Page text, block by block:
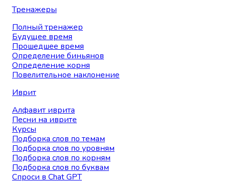
Тренажеры
Полный тренажер
Будущее время
Прошедшее время
Определение биньянов
Определение корня
Повелительное наклонение
Иврит
Алфавит иврита
Песни на иврите
Курсы
Подборка слов по темам
Подборка слов по уровням
Подборка слов по корням
Подборка слов по буквам
Спроси в Chat GPT